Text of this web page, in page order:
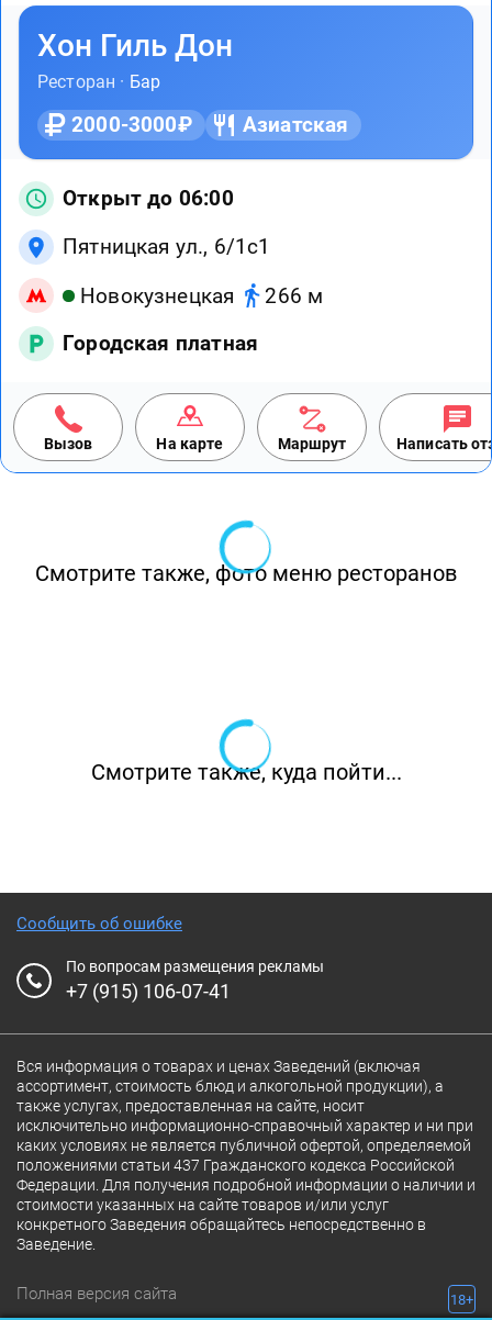
Хон Гиль Дон
Ресторан · Бар
2000-3000₽ Азиатская
Открыт до 06:00
Пятницкая ул., 6/1с1
Новокузнецкая
266 м
Городская платная
Вызов На карте Маршрут Написать
Смотрите также, фото меню ресторанов
Смотрите также, куда пойти...
Сообщить об ошибке
По вопросам размещения рекламы
+7 (915) 106-07-41
Вся информация о товарах и ценах Заведений (включая
ассортимент, стоимость блюд и алкогольной продукции), а
также услугах, предоставленная на сайте, носит
исключительно информационно-справочный характер и ни при
каких условиях не является публичной офертой, определяемой
положениями статьи 437 Гражданского кодекса Российской
Федерации. Для получения подробной информации о наличии и
стоимости указанных на сайте товаров и/или услуг
конкретного Заведения обращайтесь непосредственно в
Заведение.
Полная версия сайта 18+